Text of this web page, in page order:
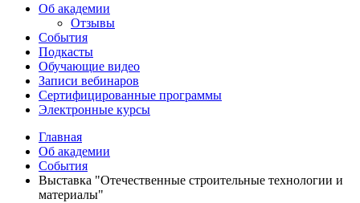
Об академии
Отзывы
События
Подкасты
Обучающие видео
Записи вебинаров
Сертифицированные программы
Электронные курсы
Главная
Об академии
События
Выставка "Отечественные строительные технологии и
материалы"